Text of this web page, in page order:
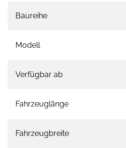
Baureihe
Modell
Verfügbar ab
Fahrzeuglänge
Fahrzeugbreite